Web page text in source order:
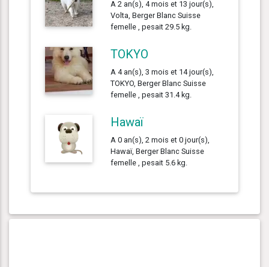
A 2 an(s), 4 mois et 13 jour(s),
Volta, Berger Blanc Suisse
femelle , pesait 29.5 kg.
TOKYO
A 4 an(s), 3 mois et 14 jour(s),
TOKYO, Berger Blanc Suisse
femelle , pesait 31.4 kg.
Hawaï
A 0 an(s), 2 mois et 0 jour(s),
Hawaï, Berger Blanc Suisse
femelle , pesait 5.6 kg.